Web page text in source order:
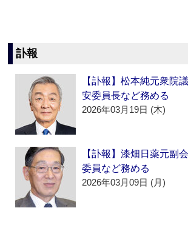
訃報
【訃報】松本純元衆院
安委員長など務める
2026年03月19日 (木)
【訃報】漆畑日薬元副
委員など務める
2026年03月09日 (月)